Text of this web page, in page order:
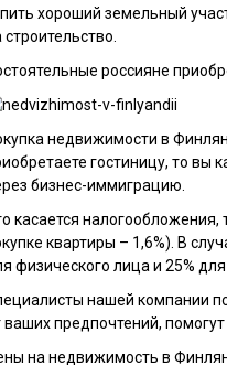
хороший земельный
строительство.
россияне
недвижимости в
гостиницу, то
бизнес-иммиграцию.
касается
квартиры – 1,6%). В
физического лица и 25%
нашей компании
ваших предпочтений,
на недвижимость в